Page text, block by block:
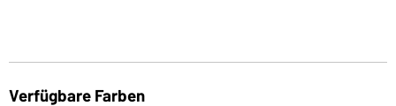
Verfügbare Farben